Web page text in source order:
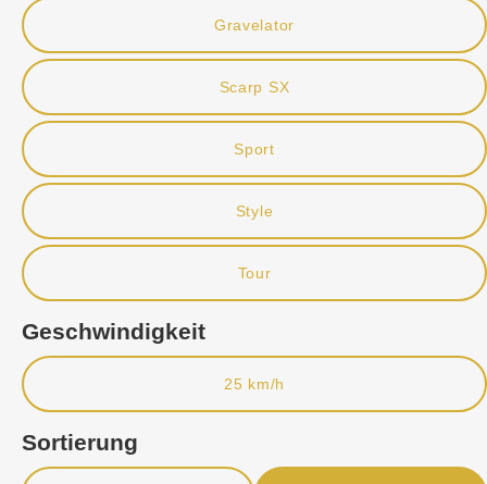
Gravelator
Scarp SX
Sport
Style
Tour
Geschwindigkeit
25 km/h
Sortierung